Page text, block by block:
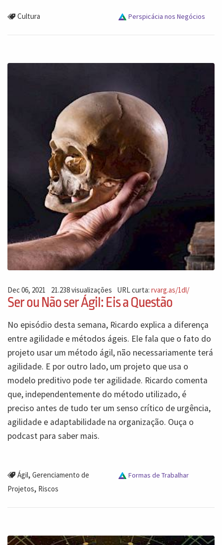
Cultura Perspicácia nos Negócios
Dec 06, 2021 21.238 visualizações URL curta:rvarg.as/1dl/
Ser ou Não ser Ágil: Eis a Questão
No episódio desta semana, Ricardo explica a diferença
entre agilidade e métodos ágeis. Ele fala que o fato do
projeto usar um método ágil, não necessariamente terá
agilidade. E por outro lado, um projeto que usa o
modelo preditivo pode ter agilidade. Ricardo comenta
que, independentemente do método utilizado, é
preciso antes de tudo ter um senso crítico de urgência,
agilidade e adaptabilidade na organização. Ouça o
podcast para saber mais.
Ágil, Gerenciamento de
Projetos, Riscos
Formas de Trabalhar